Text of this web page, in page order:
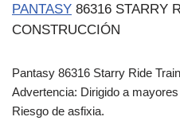
PANTASY 86316 STARRY
CONSTRUCCIÓN
Pantasy 86316 Starry Ride
Advertencia: Dirigido a
Riesgo de asfixia.